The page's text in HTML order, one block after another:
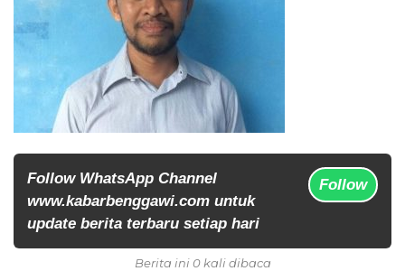
Follow WhatsApp Channel
www.kabarbenggawi.com untuk
update berita terbaru setiap hari
Follow
Berita ini 0 kali dibaca